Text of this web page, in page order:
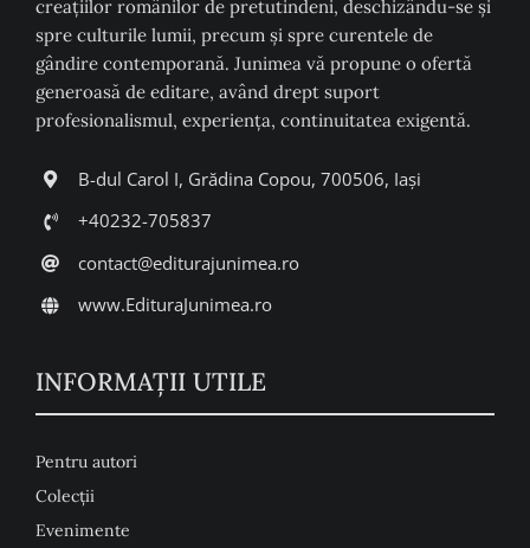
creaţiilor românilor de pretutindeni, deschizându-se şi
spre culturile lumii, precum şi spre curentele de
gândire contemporană. Junimea vă propune o ofertă
generoasă de editare, având drept suport
profesionalismul, experiența, continuitatea exigentă.
B-dul Carol I, Grădina Copou, 700506, Iași
+40232-705837
contact@editurajunimea.ro
www.EdituraJunimea.ro
INFORMAŢII UTILE
Pentru autori
Colecţii
Evenimente